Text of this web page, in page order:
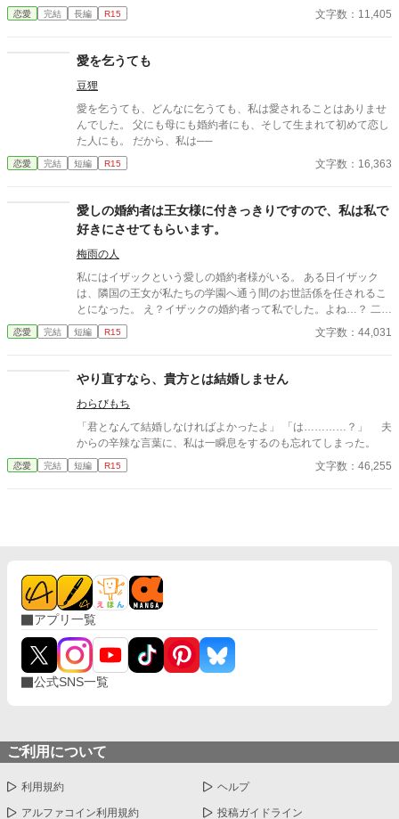
となった。 そして、皇后との間に産まれた男児を皇太子とした。
以降の子は妾妃との娘のみであった。 表向きは皇帝と皇后の仲は
り、皇后と妾妃の仲はより睦まじくあったとの話もあるようだ。
残念ながら、この妾妃は産まれも育ちも定かではなかった。 ま
た、後ろ盾も何もないために何故皇后の侍女となったかも不明で
あった。 そして、この妾妃の娘マリアーナははたしてどのような
娘なのか… １７話完結予定です。 完結まで書き終わっておりま
す。 よろしくお願いいたします。
恋愛 完結 長編 R15 文字数：11,405
愛を乞うても
豆狸
愛を乞うても、どんなに乞うても、私は愛されることはありませ
んでした。 父にも母にも婚約者にも、そして生まれて初めて恋し
た人にも。 だから、私は──
恋愛 完結 短編 R15 文字数：16,363
愛しの婚約者は王女様に付きっきりですので、私は私で
好きにさせてもらいます。
梅雨の人
私にはイザックという愛しの婚約者様がいる。 ある日イザック
は、隣国の王女が私たちの学園へ通う間のお世話係を任されるこ
とになった。 え？イザックの婚約者って私でした。よね…？ 二人
の仲睦まじい様子を見聞きするたびに、私の心は折れてしまいま
した。 ええ、バッキバキに。 もういいですよね。あとは好きにさ
恋愛 完結 短編 R15 文字数：44,031
やり直すなら、貴方とは結婚しません
わらびもち
「君となんて結婚しなければよかったよ」 「は…………？」 夫
からの辛辣な言葉に、私は一瞬息をするのも忘れてしまった。
恋愛 完結 短編 R15 文字数：46,255
アプリ一覧
公式SNS一覧
ご利用について
利用規約 ヘルプ
アルファコイン利用規約 投稿ガイドライン